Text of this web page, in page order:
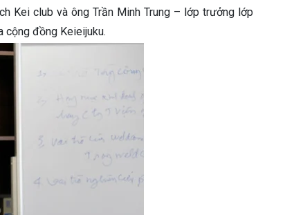
Kei club và ông Trần Minh Trung – lớp trưởng lớp
cộng đồng Keieijuku.